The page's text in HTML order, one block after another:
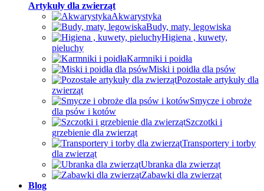
Artykuły dla zwierząt
Akwarystyka
Budy, maty, legowiska
Higiena , kuwety,
pieluchy
Karmniki i poidła
Miski i poidła dla psów
Pozostałe artykuły dla
zwierząt
Smycze i obroże
dla psów i kotów
Szczotki i
grzebienie dla zwierząt
Transportery i torby
dla zwierząt
Ubranka dla zwierząt
Zabawki dla zwierząt
Blog